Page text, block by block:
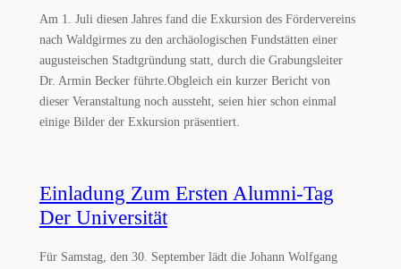
Am 1. Juli diesen Jahres fand die Exkursion des Fördervereins
nach Waldgirmes zu den archäologischen Fundstätten einer
augusteischen Stadtgründung statt, durch die Grabungsleiter
Dr. Armin Becker führte.Obgleich ein kurzer Bericht von
dieser Veranstaltung noch aussteht, seien hier schon einmal
einige Bilder der Exkursion präsentiert.
Einladung Zum Ersten Alumni-Tag
Der Universität
Für Samstag, den 30. September lädt die Johann Wolfgang